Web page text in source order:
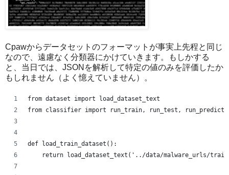
Cpawからデータセットのフォーマットが事実上先程と同じ
なので、遠慮なく分類器にかけていきます。もしかする
と、当日では、JSONを解析して特定の値のみを評価したか
もしれません（よく憶えていません）。
from dataset import load_dataset_text
from classifier import run_train, run_test, run_predict
def load_train_dataset():
return load_dataset_text('../data/malware_urls/